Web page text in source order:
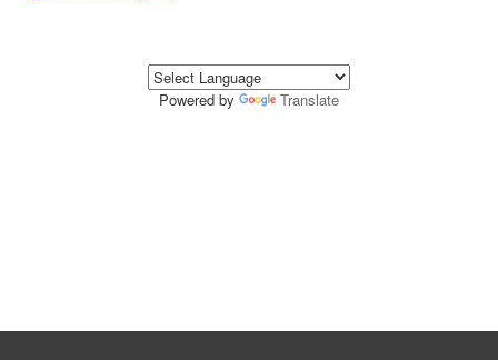
Powered by Translate